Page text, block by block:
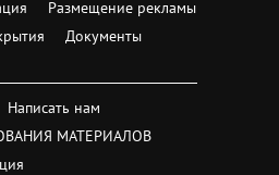
Размещение рекламы
Документы
Написать нам
МАТЕРИАЛОВ